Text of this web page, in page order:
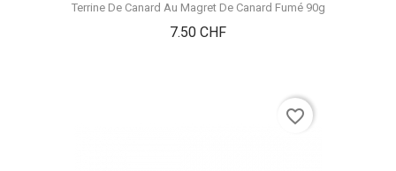
Terrine De Canard Au Magret De Canard Fumé 90g
7.50 CHFPrix
favorite_border